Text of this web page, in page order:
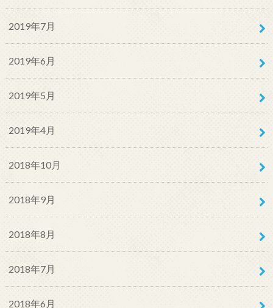
2019年7月
2019年6月
2019年5月
2019年4月
2018年10月
2018年9月
2018年8月
2018年7月
2018年6月